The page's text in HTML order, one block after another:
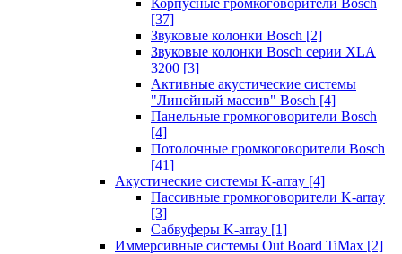
Корпусные громкоговорители Bosch
[37]
Звуковые колонки Bosch [2]
Звуковые колонки Bosch серии XLA
3200 [3]
Активные акустические системы
"Линейный массив" Bosch [4]
Панельные громкоговорители Bosch
[4]
Потолочные громкоговорители Bosch
[41]
Акустические системы K-array [4]
Пассивные громкоговорители K-array
[3]
Сабвуферы K-array [1]
Иммерсивные системы Out Board TiMax [2]